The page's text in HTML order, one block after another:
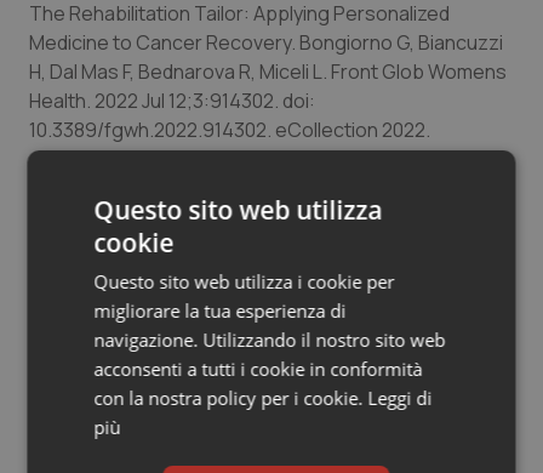
Salute orale & impianti
Sangue & coagulazione
Tiroide
Tumore al seno
Tumore ovarico
Tumori del Polmone & Testa Collo
Tumori gastrointestinali
The Rehabilitation Tailor: Applying Personalized
Medicine to Cancer Recovery. Bongiorno G, Biancuzzi
H, Dal Mas F, Bednarova R, Miceli L. Front Glob Womens
Health. 2022 Jul 12;3:914302. doi:
10.3389/fgwh.2022.914302. eCollection 2022.
31 Agosto 2022
© Riproduzione riservata
Questo sito web utilizza
cookie
Questo sito web utilizza i cookie per
migliorare la tua esperienza di
navigazione. Utilizzando il nostro sito web
acconsenti a tutti i cookie in conformità
con la nostra policy per i cookie. Leggi di
più